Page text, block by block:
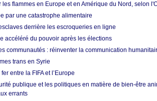
flammes en Europe et en Amérique du Nord, selon
par une catastrophe alimentaire
derrière les escroqueries en ligne
accéléré du pouvoir après les élections
communautés : réinventer la communication
trans en Syrie
entre la FIFA et l’Europe
publique et les politiques en matière de bien-être
errants